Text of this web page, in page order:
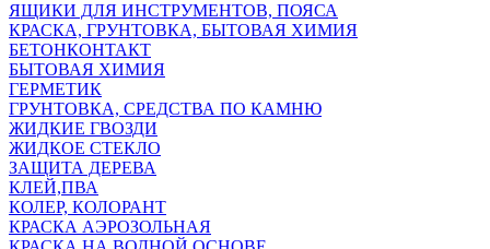
ЯЩИКИ ДЛЯ ИНСТРУМЕНТОВ, ПОЯСА
КРАСКА, ГРУНТОВКА, БЫТОВАЯ ХИМИЯ
БЕТОНКОНТАКТ
БЫТОВАЯ ХИМИЯ
ГЕРМЕТИК
ГРУНТОВКА, СРЕДСТВА ПО КАМНЮ
ЖИДКИЕ ГВОЗДИ
ЖИДКОЕ СТЕКЛО
ЗАЩИТА ДЕРЕВА
КЛЕЙ,ПВА
КОЛЕР, КОЛОРАНТ
КРАСКА АЭРОЗОЛЬНАЯ